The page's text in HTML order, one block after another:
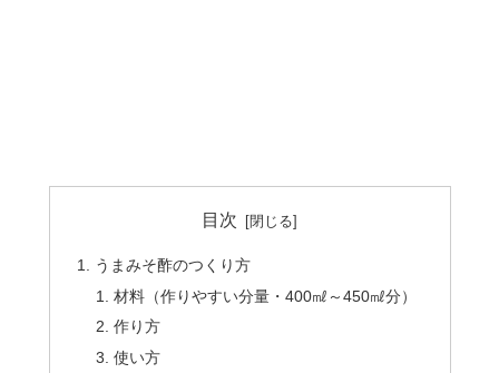
目次
うまみそ酢のつくり方
材料（作りやすい分量・400㎖～450㎖分）
作り方
使い方